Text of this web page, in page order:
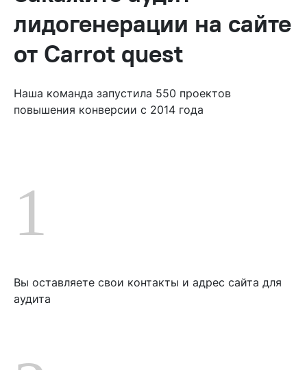
лидогенерации на сайте
от Carrot quest
Наша команда запустила 550 проектов
повышения конверсии с 2014 года
1
Вы оставляете свои контакты и адрес сайта для
аудита